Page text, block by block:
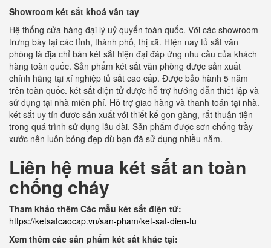
Showroom két sắt khoá vân tay
Hệ thống cửa hàng đại lý uỷ quyển toàn quốc. Với các showroom
trưng bày tại các tỉnh, thành phố, thị xã. HIện nay tủ sắt văn
phòng là địa chỉ bán két sắt hiện đại đáp ứng nhu cầu của khách
hàng toàn quốc. Sản phẩm két sắt văn phòng được sản xuất
chính hãng tại xí nghiệp tủ sắt cao cấp. Được bảo hành 5 năm
trên toàn quốc. két sắt điện tử được hỗ trợ hướng dẫn thiết lập và
sử dụng tại nhà miễn phí. Hỗ trợ giao hàng và thanh toán tại nhà.
két sắt uy tín được sản xuất với thiết kế gọn gàng, rất thuận tiện
trong quá trình sử dụng lâu dài. Sản phẩm được sơn chống trầy
xước nên luôn bóng đẹp dù bạn đã sử dụng nhiều năm.
Liên hệ mua két sắt an toàn
chống cháy
Tham khảo thêm Các mẫu két sắt điện tử:
https://ketsatcaocap.vn/san-pham/ket-sat-dien-tu
Xem thêm các sản phẩm két sắt khác tại: